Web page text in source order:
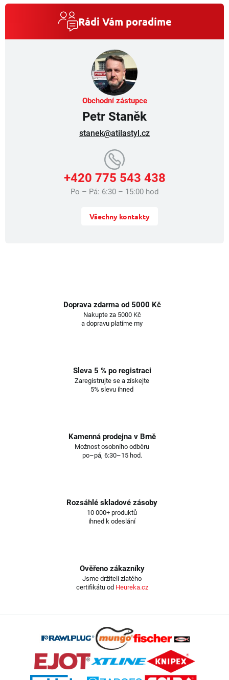
a
í
p
r
v
k
y
v
p
s
Rádi Vám poradíme
Obchodní zástupce
Petr Staněk
stanek@atilastyl.cz
+420 775 543 438
Po – Pá: 6:30 – 15:00 hod
Všechny kontakty
Doprava zdarma od 5000 Kč
Nakupte za 5000 Kč
a dopravu platíme my
Sleva 5 % po registraci
Zaregistrujte se a získejte
5% slevu ihned
Kamenná prodejna v Brně
Možnost osobního odběru
po–pá, 6:30–15 hod.
Rozsáhlé skladové zásoby
10 000+ produktů
ihned k odeslání
Ověřeno zákazníky
Jsme držiteli zlatého
certifikátu od Heureka.cz